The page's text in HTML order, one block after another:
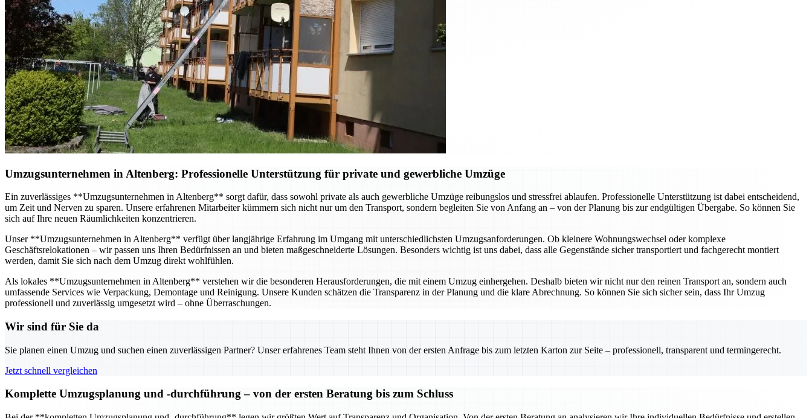
Umzugsunternehmen in Altenberg: Professionelle Unterstützung für private und gewerbliche Umzüge
Ein zuverlässiges **Umzugsunternehmen in Altenberg** sorgt dafür, dass sowohl private als auch gewerbliche Umzüge reibungslos und stressfrei ablaufen. Professionelle Unterstützung ist dabei entscheidend,
um Zeit und Nerven zu sparen. Unsere erfahrenen Mitarbeiter kümmern sich nicht nur um den Transport, sondern begleiten Sie von Anfang an – von der Planung bis zur endgültigen Übergabe. So können Sie
sich auf Ihre neuen Räumlichkeiten konzentrieren.
Unser **Umzugsunternehmen in Altenberg** verfügt über langjährige Erfahrung im Umgang mit unterschiedlichsten Umzugsanforderungen. Ob kleinere Wohnungswechsel oder komplexe
Geschäftsrelokationen – wir passen uns Ihren Bedürfnissen an und bieten maßgeschneiderte Lösungen. Besonders wichtig ist uns dabei, dass alle Gegenstände sicher transportiert und fachgerecht montiert
werden, damit Sie sich nach dem Umzug direkt wohlfühlen.
Als lokales **Umzugsunternehmen in Altenberg** verstehen wir die besonderen Herausforderungen, die mit einem Umzug einhergehen. Deshalb bieten wir nicht nur den reinen Transport an, sondern auch
umfassende Services wie Verpackung, Demontage und Reinigung. Unsere Kunden schätzen die Transparenz in der Planung und die klare Abrechnung. So können Sie sich sicher sein, dass Ihr Umzug
professionell und zuverlässig umgesetzt wird – ohne Überraschungen.
Wir sind für Sie da
Sie planen einen Umzug und suchen einen zuverlässigen Partner? Unser erfahrenes Team steht Ihnen von der ersten Anfrage bis zum letzten Karton zur Seite – professionell, transparent und termingerecht.
Jetzt schnell vergleichen
Komplette Umzugsplanung und -durchführung – von der ersten Beratung bis zum Schluss